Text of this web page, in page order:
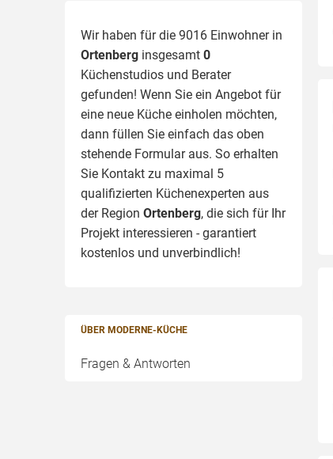
Wir haben für die 9016 Einwohner in
Ortenberg insgesamt 0
Küchenstudios und Berater
gefunden! Wenn Sie ein Angebot für
eine neue Küche einholen möchten,
dann füllen Sie einfach das oben
stehende Formular aus. So erhalten
Sie Kontakt zu maximal 5
qualifizierten Küchenexperten aus
der Region Ortenberg, die sich für Ihr
Projekt interessieren - garantiert
kostenlos und unverbindlich!
ÜBER MODERNE-KÜCHE
Fragen & Antworten